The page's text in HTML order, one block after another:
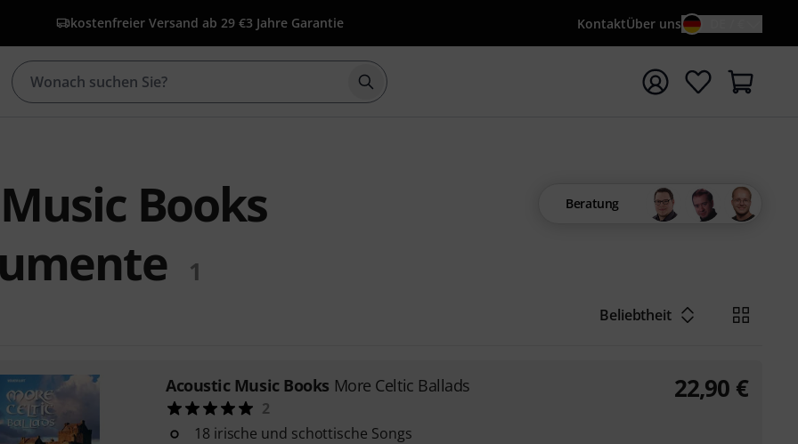
kostenfreier Versand ab 29 €3 Jahre Garantie KontaktÜber uns
Suche mit Suchwort {searchTerm} starten
Books
1
Beratung
Beliebtheit
Acoustic Music Books More Celtic Ballads
2
18 irische und schottische Songs
22,90 €